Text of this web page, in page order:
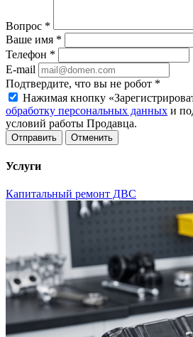
Вопрос *
Ваше имя *
Телефон *
E-mail
Подтвердите, что вы не робот *
Нажимая кнопку
обработку персональных данных и
условий работы Продавца.
Отменить
Услуги
Капитальный ремонт ДВС